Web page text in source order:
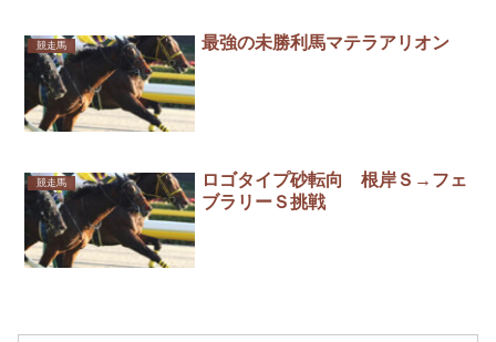
競走馬 最強の未勝利馬マテラアリオン
競走馬
ロゴタイプ砂転向 根岸Ｓ→フェ
ブラリーＳ挑戦